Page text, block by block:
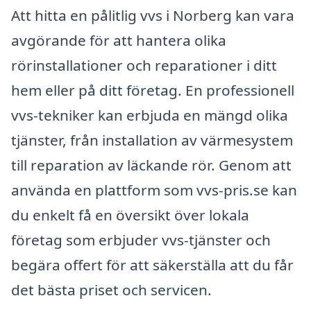
Att hitta en pålitlig vvs i Norberg kan vara
avgörande för att hantera olika
rörinstallationer och reparationer i ditt
hem eller på ditt företag. En professionell
vvs-tekniker kan erbjuda en mängd olika
tjänster, från installation av värmesystem
till reparation av läckande rör. Genom att
använda en plattform som vvs-pris.se kan
du enkelt få en översikt över lokala
företag som erbjuder vvs-tjänster och
begära offert för att säkerställa att du får
det bästa priset och servicen.